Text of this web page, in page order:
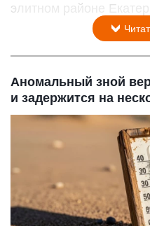
элитном районе
Аномальный зной
и задержится на